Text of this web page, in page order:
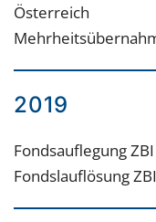
Österreich
2019
Fondsauflegung
Fondslauflösung